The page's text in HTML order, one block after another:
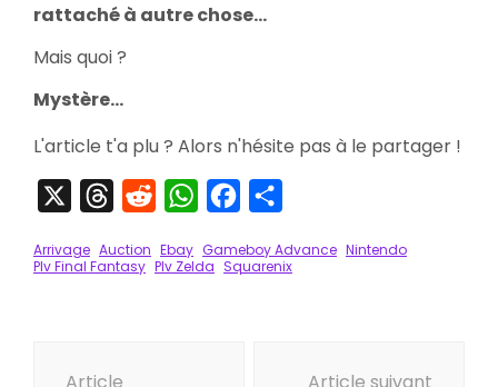
rattaché à autre chose...
Mais quoi ?
Mystère...
L'article t'a plu ? Alors n'hésite pas à le partager !
ThreadsRedditWhatsAppFacebook
Arrivage Auction Ebay Gameboy Advance Nintendo
Plv Final Fantasy Plv Zelda Squarenix
Article
Article suivant